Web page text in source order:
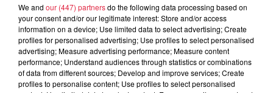
We and our (447) partnersdo the following data processing based on
your consent and/or our legitimate interest: Store and/or access
information on a device; Use limited data to select advertising; Create
profiles for personalised advertising; Use profiles to select personalised
advertising; Measure advertising performance; Measure content
performance; Understand audiences through statistics or combinations
of data from different sources; Develop and improve services; Create
profiles to personalise content; Use profiles to select personalised